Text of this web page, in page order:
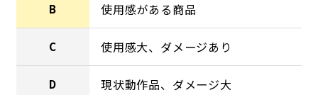
B 使用感がある商品
C 使用感大、ダメージあり
D 現状動作品、ダメージ大